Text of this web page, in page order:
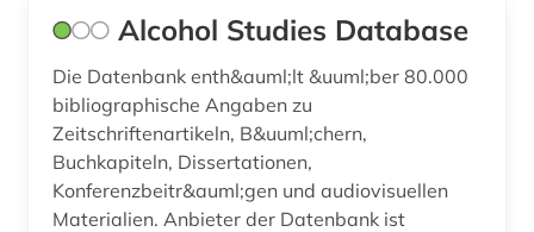
essstörung (1)
evidenz-basierte medizin (3)
evolutionary computation (1)
evolutionspsychologie (1)
Alcohol Studies Database
Die Datenbank enth&auml;lt &uuml;ber 80.000
bibliographische Angaben zu
Zeitschriftenartikeln, B&uuml;chern,
Buchkapiteln, Dissertationen,
Konferenzbeitr&auml;gen und audiovisuellen
Materialien. Anbieter der Datenbank ist